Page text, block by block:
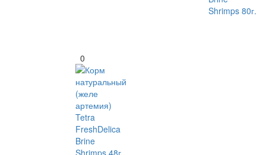
Shrimps 80г.
0